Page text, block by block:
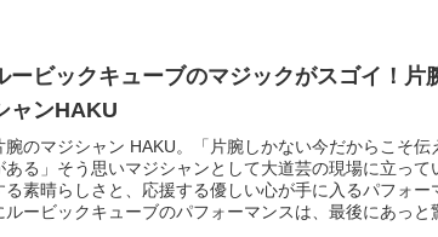
ービックキューブのマジックがスゴイ！片
ャンHAKU
腕のマジシャン HAKU。「片腕しかない今だからこそ伝
ある」そう思いマジシャンとして大道芸の現場に立って
る素晴らしさと、応援する優しい心が手に入るパフォー
ルービックキューブのパフォーマンスは、最後にあっと